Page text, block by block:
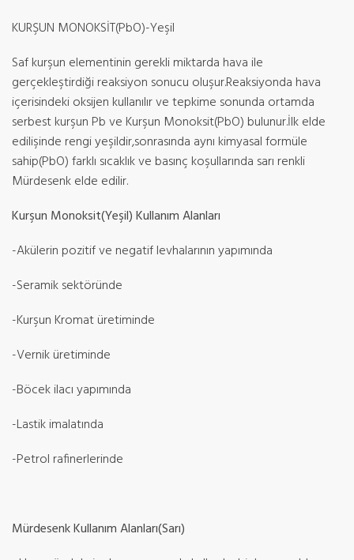
KURŞUN MONOKSİT(PbO)-Yeşil
Saf kurşun elementinin gerekli miktarda hava ile
gerçekleştirdiği reaksiyon sonucu oluşur.Reaksiyonda hava
içerisindeki oksijen kullanılır ve tepkime sonunda ortamda
serbest kurşun Pb ve Kurşun Monoksit(PbO) bulunur.İlk elde
edilişinde rengi yeşildir,sonrasında aynı kimyasal formüle
sahip(PbO) farklı sıcaklık ve basınç koşullarında sarı renkli
Mürdesenk elde edilir.
Kurşun Monoksit(Yeşil) Kullanım Alanları
-Akülerin pozitif ve negatif levhalarının yapımında
-Seramik sektöründe
-Kurşun Kromat üretiminde
-Vernik üretiminde
-Böcek ilacı yapımında
-Lastik imalatında
-Petrol rafinerlerinde
Mürdesenk Kullanım Alanları(Sarı)